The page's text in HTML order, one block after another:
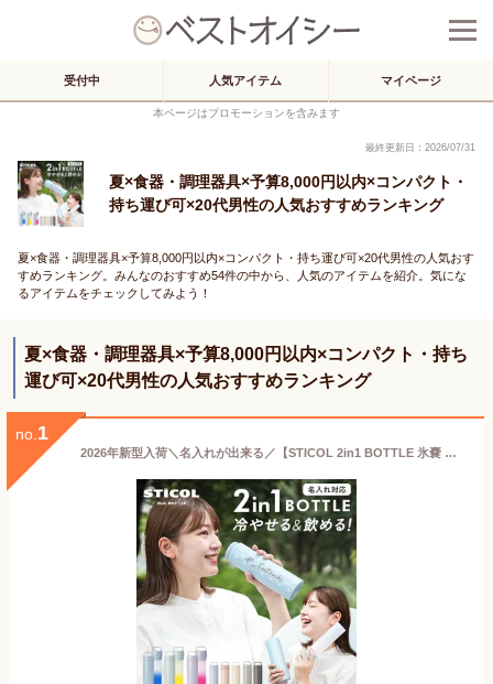
受付中 人気アイテム マイページ
本ページはプロモーションを含みます
最終更新日：2026/07/31
夏×食器・調理器具×予算8,000円以内×コンパクト・
持ち運び可×20代男性の人気おすすめランキング
夏×食器・調理器具×予算8,000円以内×コンパクト・持ち運び可×20代男性の人気おす
すめランキング。みんなのおすすめ54件の中から、人気のアイテムを紹介。気にな
るアイテムをチェックしてみよう！
夏×食器・調理器具×予算8,000円以内×コンパクト・持ち
運び可×20代男性の人気おすすめランキング
no. 1
2026年新型入荷＼名入れが出来る／【STICOL 2in1 BOTTLE 氷嚢 氷のう 飲める 名入れ対応 大容量 魔法瓶 水筒型 持ち運び ボトル スティコル Magic STICOL 携帯 ステンレスボトル タンブラー 持ち歩き 持ち運べる 冷やす 暑さ対策 冷却 ひんやり】[メール便送料無料] {4}